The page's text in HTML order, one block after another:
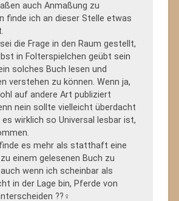
auch Anmaßung zu
finde ich an dieser Stelle etwas
die Frage in den Raum gestellt,
in Folterspielchen geübt sein
solches Buch lesen und
verstehen zu können. Wenn ja,
auf andere Art publiziert
nein sollte vielleicht überdacht
es wirklich so Universal lesbar ist,
es mehr als statthaft eine
einem gelesenen Buch zu
wenn ich scheinbar als
in der Lage bin, Pferde von
??‍♀️